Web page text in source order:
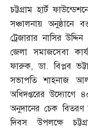
চট্টগ্রাম হার্ট
সঞ্চালনায় অনুষ্ঠানে
ট্রেজারার নাসির
জেলা সমাজসেবা
ফারুক,ডা.বিপ্লব
সভাপতি শাহনাজ
অধিদপ্তরের উদ্যোগে
অনুদানের চেক
দিবস উপলক্ষে